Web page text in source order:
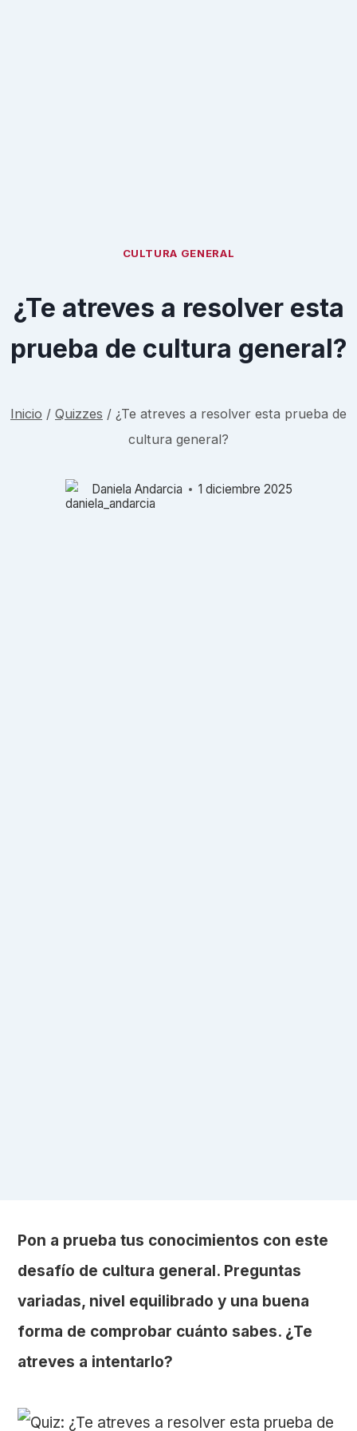
CULTURA GENERAL
¿Te atreves a resolver esta
prueba de cultura general?
Inicio / Quizzes / ¿Te atreves a resolver esta prueba de
cultura general?
Daniela Andarcia 1 diciembre 2025
Pon a prueba tus conocimientos con este
desafío de cultura general. Preguntas
variadas, nivel equilibrado y una buena
forma de comprobar cuánto sabes. ¿Te
atreves a intentarlo?